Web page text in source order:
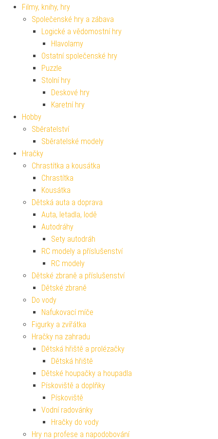
Filmy, knihy, hry
Společenské hry a zábava
Logické a vědomostní hry
Hlavolamy
Ostatní společenské hry
Puzzle
Stolní hry
Deskové hry
Karetní hry
Hobby
Sběratelství
Sběratelské modely
Hračky
Chrastítka a kousátka
Chrastítka
Kousátka
Dětská auta a doprava
Auta, letadla, lodě
Autodráhy
Sety autodráh
RC modely a příslušenství
RC modely
Dětské zbraně a příslušenství
Dětské zbraně
Do vody
Nafukovací míče
Figurky a zvířátka
Hračky na zahradu
Dětská hřiště a prolézačky
Dětská hřiště
Dětské houpačky a houpadla
Pískoviště a doplňky
Pískoviště
Vodní radovánky
Hračky do vody
Hry na profese a napodobování